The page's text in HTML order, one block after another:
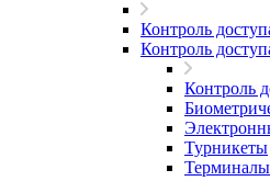
Контроль
Контроль
Контроль
Турникеты